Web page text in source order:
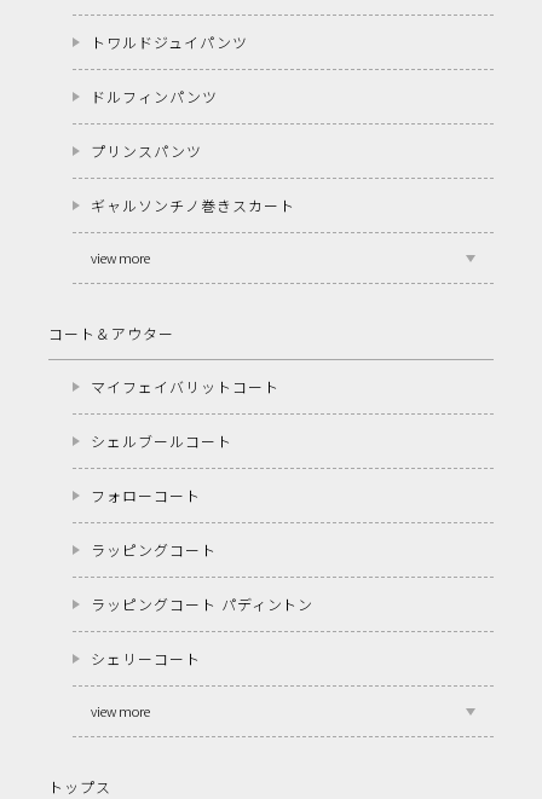
トワルドジュイパンツ
ドルフィンパンツ
プリンスパンツ
ギャルソンチノ巻きスカート
view more
コート＆アウター
マイフェイバリットコート
シェルブールコート
フォローコート
ラッピングコート
ラッピングコート パディントン
シェリーコート
view more
トップス